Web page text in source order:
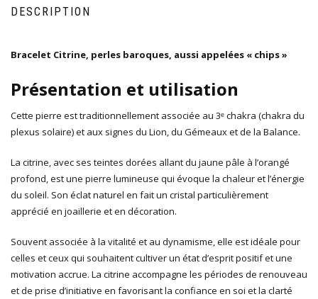
DESCRIPTION
Bracelet Citrine, perles baroques, aussi appelées « chips »
Présentation et utilisation
Cette pierre est traditionnellement associée au 3ᵉ chakra (chakra du
plexus solaire) et aux signes du Lion, du Gémeaux et de la Balance.
La citrine, avec ses teintes dorées allant du jaune pâle à l’orangé
profond, est une pierre lumineuse qui évoque la chaleur et l’énergie
du soleil. Son éclat naturel en fait un cristal particulièrement
apprécié en joaillerie et en décoration.
Souvent associée à la vitalité et au dynamisme, elle est idéale pour
celles et ceux qui souhaitent cultiver un état d’esprit positif et une
motivation accrue. La citrine accompagne les périodes de renouveau
et de prise d’initiative en favorisant la confiance en soi et la clarté